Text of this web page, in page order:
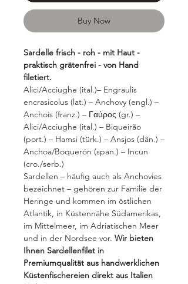
Buy Now
Sardelle frisch - roh - mit Haut -
praktisch grätenfrei - von Hand
filetiert.
Alici/Acciughe (ital.)– Engraulis
encrasicolus (lat.) – Anchovy (engl.) –
Anchois (franz.) – Γαύρος (gr.) –
Alici/Acciughe (ital.) – Biqueirão
(port.) – Hamsi (türk.) – Ansjos (dän.) –
Anchoa/Boquerón (span.) – Incun
(cro./serb.)
Sardellen – häufig auch als Anchovies
bezeichnet – gehören zur Familie der
Heringe und kommen im östlichen
Atlantik, in Küstennähe Südamerikas,
im Mittelmeer, im Adriatischen Meer
und in der Nordsee vor. Wir bieten
Ihnen Sardellenfilet in
Premiumqualität aus handwerklichen
Küstenfischereien direkt aus Italien